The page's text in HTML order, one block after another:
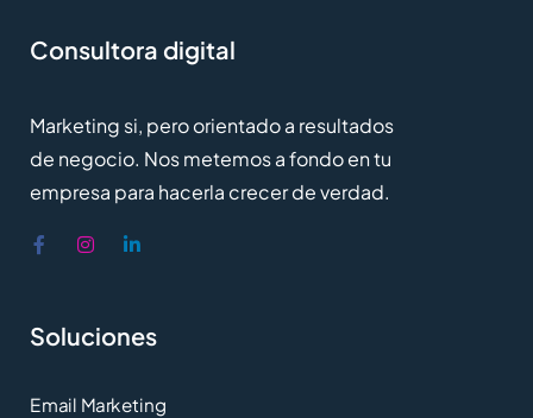
Consultora digital
Marketing si, pero orientado a resultados
de negocio. Nos metemos a fondo en tu
empresa para hacerla crecer de verdad.
Soluciones
Email Marketing